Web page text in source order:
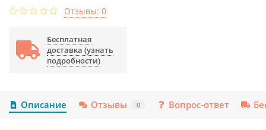
Отзывы: 0
Бесплатная
доставка (узнать
подробности)
Описание Отзывы 0 Вопрос-ответ